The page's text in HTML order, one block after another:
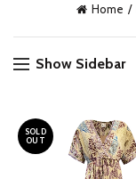
Home
Show Sidebar
SOLD
OUT